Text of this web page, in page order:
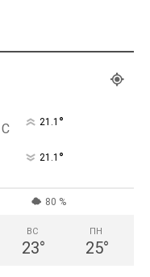
C 21.1 °
21.1 °
80 %
ВС
23°
ПН
25°